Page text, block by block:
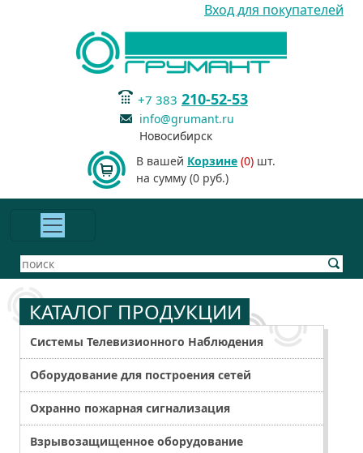
Вход для покупателей
+7 383 210-52-53
info@grumant.ru
Новосибирск
В вашей Корзине (0) шт.
на сумму (0 руб.)
КАТАЛОГ ПРОДУКЦИИ
Системы Телевизионного Наблюдения
Оборудование для построения сетей
Охранно пожарная сигнализация
Взрывозащищенное оборудование